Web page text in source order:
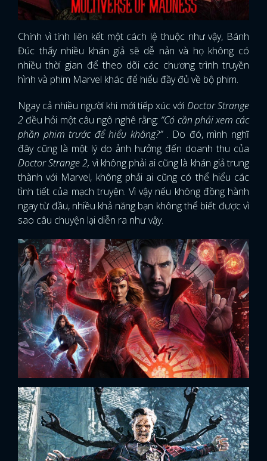
x
ĐĂNG NHẬP
Chính vì tính liên kết một cách lệ thuộc như vậy, Bánh
Đúc thấy nhiều khán giả sẽ dễ nản và họ không có
nhiều thời gian để theo dõi các chương trình truyền
hình và phim Marvel khác để hiểu đầy đủ về bộ phim.
Ngay cả nhiều người khi mới tiếp xúc với Doctor Strange
2 đều hỏi một câu ngô nghê rằng: “Có cần phải xem các
phần phim trước để hiểu không?”. Do đó, mình nghĩ
đây cũng là một lý do ảnh hưởng đến doanh thu của
Doctor Strange 2, vì không phải ai cũng là khán giả trung
thành với Marvel, không phải ai cũng có thể hiểu các
tình tiết của mạch truyện. Vì vậy nếu không đồng hành
ngay từ đầu, nhiều khả năng bạn không thể biết được vì
sao câu chuyện lại diễn ra như vậy.